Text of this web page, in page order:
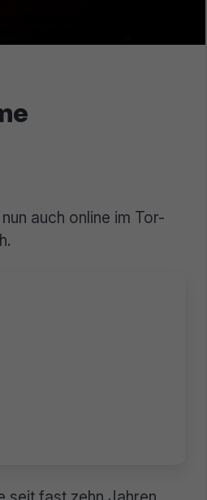
auch online im Tor-